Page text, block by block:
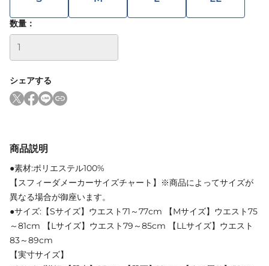
数量：
シェアする
商品説明
●素材:ポリエステル100%
【スフィーダメーカーサイズチャート】※商品によってサイズが
異なる場合が御座います。
●サイズ:【Sサイズ】ウエスト71～77cm 【Mサイズ】ウエスト75
～81cm 【Lサイズ】ウエスト79～85cm 【LLサイズ】ウエスト
83～89cm
【実寸サイズ】